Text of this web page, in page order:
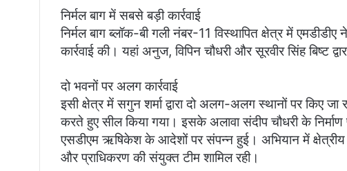
निर्मल बाग में सबसे बड़ी कार्रवाई
निर्मल बाग ब्लॉक-बी गली नंबर-11 विस्थापित क्षेत्र में
कार्रवाई की। यहां अनुज, विपिन चौधरी और सूरवीर सिंह बिष्ट
दो भवनों पर अलग कार्रवाई
इसी क्षेत्र में सगुन शर्मा द्वारा दो अलग-अलग स्थानों पर किए
करते हुए सील किया गया। इसके अलावा संदीप चौधरी के निर्माण
एसडीएम ऋषिकेश के आदेशों पर संपन्न हुई। अभियान में
और प्राधिकरण की संयुक्त टीम शामिल रही।